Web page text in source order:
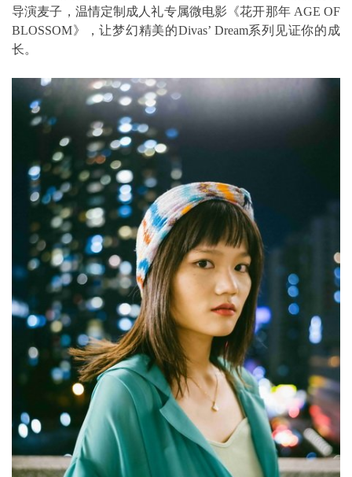
导演麦子，温情定制成人礼专属微电影《花开那年 AGE OF
BLOSSOM》，让梦幻精美的Divas’ Dream系列见证你的成
长。